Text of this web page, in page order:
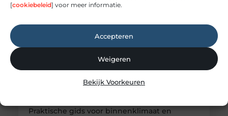
[cookiebeleid] voor meer informatie.
Accepteren
Weigeren
Bekijk Voorkeuren
Praktische gids voor binnenklimaat en